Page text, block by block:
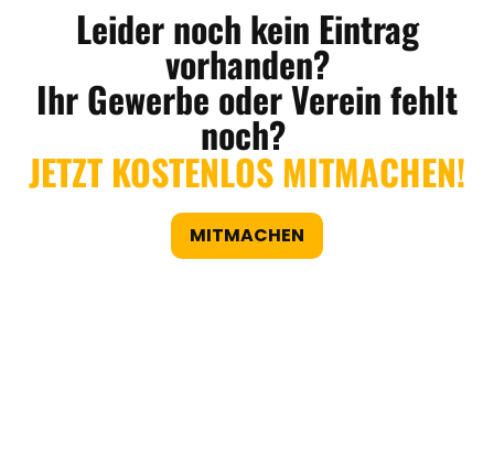
Leider noch kein Eintrag
vorhanden?
Ihr Gewerbe oder Verein fehlt
noch?
JETZT KOSTENLOS MITMACHEN!
MITMACHEN